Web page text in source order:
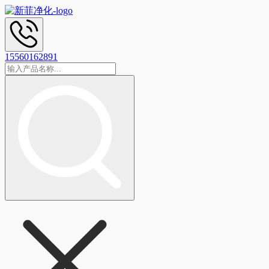
15560162891